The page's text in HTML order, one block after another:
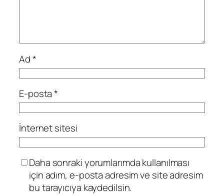
Ad*
E-posta*
İnternet sitesi
Daha sonraki yorumlarımda kullanılması
için adım, e-posta adresim ve site adresim
bu tarayıcıya kaydedilsin.